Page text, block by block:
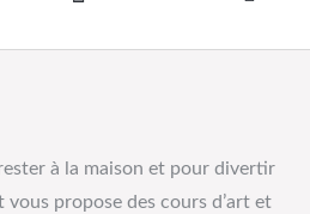
à la maison et pour divertir
propose des cours d’art et